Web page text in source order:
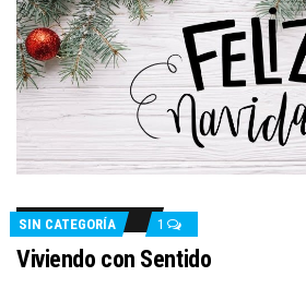
SIN CATEGORÍA 1
Viviendo con Sentido